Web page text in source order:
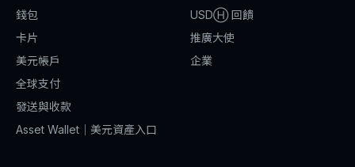
錢包
卡片
美元帳戶
全球支付
發送與收款
Asset Wallet｜美元資產入口
USDⒽ 回饋
推廣大使
企業